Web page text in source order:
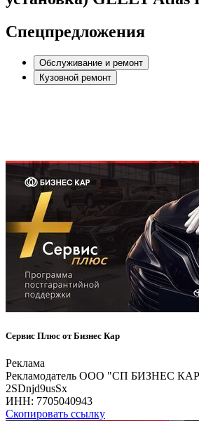
Спецпредложения
Обслуживание и ремонт
Кузовной ремонт
Сервис Плюс от Бизнес Кар
Реклама
Рекламодатель ООО "СП БИЗНЕС
2SDnjd9usSx
ИНН: 7705040943
Скопировать ссылку